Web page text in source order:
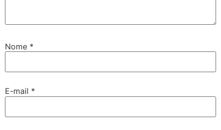
Nome *
E-mail *